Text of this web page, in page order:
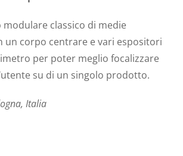
modulare classico di medie
un corpo centrare e vari espositori
per poter meglio focalizzare
su di un singolo prodotto.
Italia